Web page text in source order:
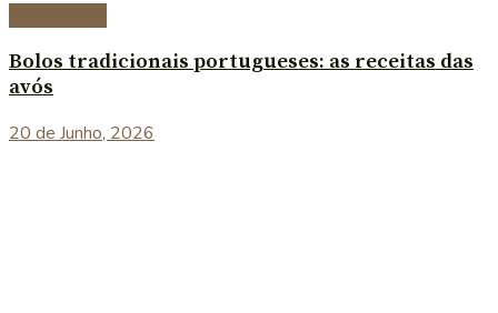
Bolos tradicionais portugueses: as receitas das
avós
20 de Junho, 2026